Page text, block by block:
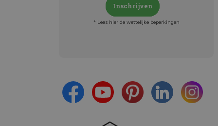
Inschrijven
* Lees hier de wettelijke beperkingen